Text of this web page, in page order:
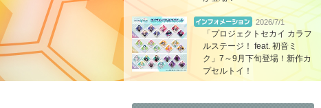
2026/7/1
「プロジェクトセカイ カラフ
ルステージ！ feat. 初音ミ
ク」7～9月下旬登場！新作カ
プセルトイ！